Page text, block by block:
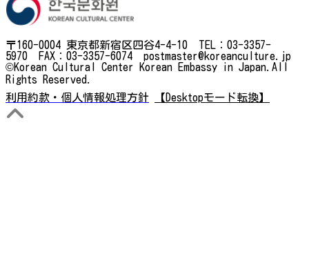
〒160-0004 東京都新宿区四谷4-4-10 TEL：03-3357-
5970 FAX：03-3357-6074 postmaster@koreanculture.jp
©Korean Cultural Center Korean Embassy in Japan.All
Rights Reserved.
利用約款・個人情報処理方針
【Desktopモード転換】